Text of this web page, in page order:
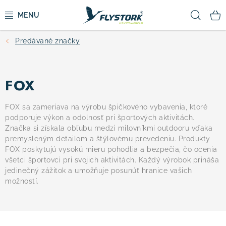
na
CYKLISTIKA
KOLOBEŽKY
OBLEČENIE A TOPÁNKY
DOPLNKY
Predávané značky
FOX
FOX sa zameriava na výrobu špičkového vybavenia, ktoré
podporuje výkon a odolnosť pri športových aktivitách.
Značka si získala obľubu medzi milovníkmi outdooru vďaka
premysleným detailom a štýlovému prevedeniu. Produkty
FOX poskytujú vysokú mieru pohodlia a bezpečia, čo ocenia
všetci športovci pri svojich aktivitách. Každý výrobok prináša
jedinečný zážitok a umožňuje posunúť hranice vašich
možností.